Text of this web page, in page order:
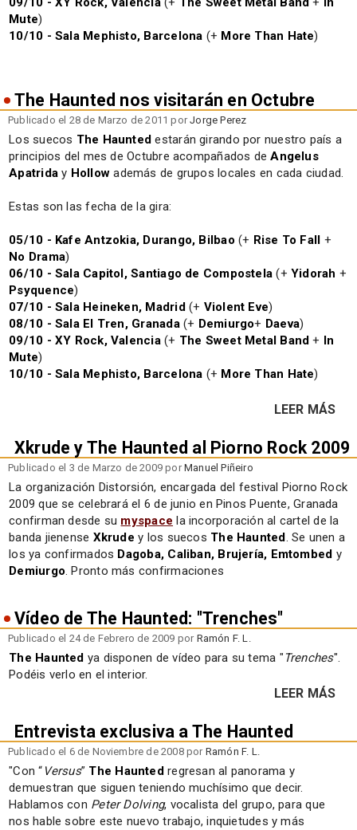
Mute)
10/10 - Sala Mephisto, Barcelona (+ More Than Hate)
The Haunted nos visitarán en Octubre
Publicado el 28 de Marzo de 2011 porJorge Perez
Los suecos The Haunted estarán girando por nuestro país a
principios del mes de Octubre acompañados deAngelus
Apatrida y Hollow además de grupos locales en cada ciudad.
Estas son las fecha de la gira:
05/10 - Kafe Antzokia, Durango, Bilbao (+ Rise To Fall +
No Drama)
06/10 - Sala Capitol, Santiago de Compostela (+Yidorah +
Psyquence)
07/10 - Sala Heineken, Madrid(+ Violent Eve)
08/10 - Sala El Tren, Granada(+ Demiurgo+ Daeva)
09/10 - XY Rock, Valencia(+ The Sweet Metal Band + In
Mute)
10/10 - Sala Mephisto, Barcelona (+ More Than Hate)
LEER MÁS
Xkrude y The Haunted al Piorno Rock 2009
Publicado el 3 de Marzo de 2009 porManuel Piñeiro
La organización Distorsión, encargada del festival Piorno Rock
2009 que se celebrará el 6 de junio en Pinos Puente, Granada
confirman desde su myspace la incorporación al cartel de la
banda jienense Xkrude y los suecos The Haunted. Se unen a
los ya confirmados Dagoba, Caliban, Brujería, Emtombed y
Demiurgo. Pronto más confirmaciones
Vídeo de The Haunted: "Trenches"
Publicado el 24 de Febrero de 2009 por Ramón F. L.
The Haunted ya disponen de vídeo para su tema " Trenches".
Podéis verlo en el interior.
LEER MÁS
Entrevista exclusiva a The Haunted
Publicado el 6 de Noviembre de 2008 por Ramón F. L.
"Con “ Versus” The Hauntedregresan al panorama y
demuestran que siguen teniendo muchísimo que decir.
Hablamos con Peter Dolving, vocalista del grupo, para que
nos hable sobre este nuevo trabajo, inquietudes y más